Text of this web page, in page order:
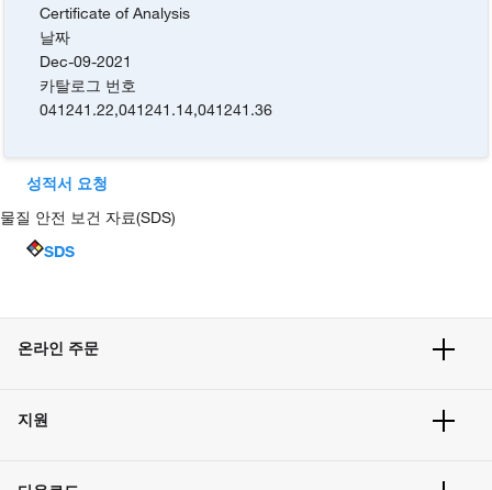
Certificate of Analysis
날짜
Dec-09-2021
카탈로그 번호
041241.22,041241.14,041241.36
성적서 요청
물질 안전 보건 자료(SDS)
SDS
온라인 주문
주문 방법
벌크 주문
지원